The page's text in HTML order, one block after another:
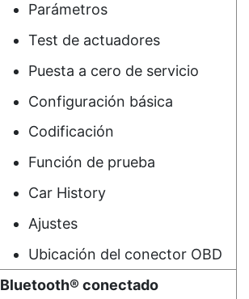
Parámetros
Test de actuadores
Puesta a cero de servicio
Configuración básica
Codificación
Función de prueba
Car History
Ajustes
Ubicación del conector OBD
Bluetooth® conectado